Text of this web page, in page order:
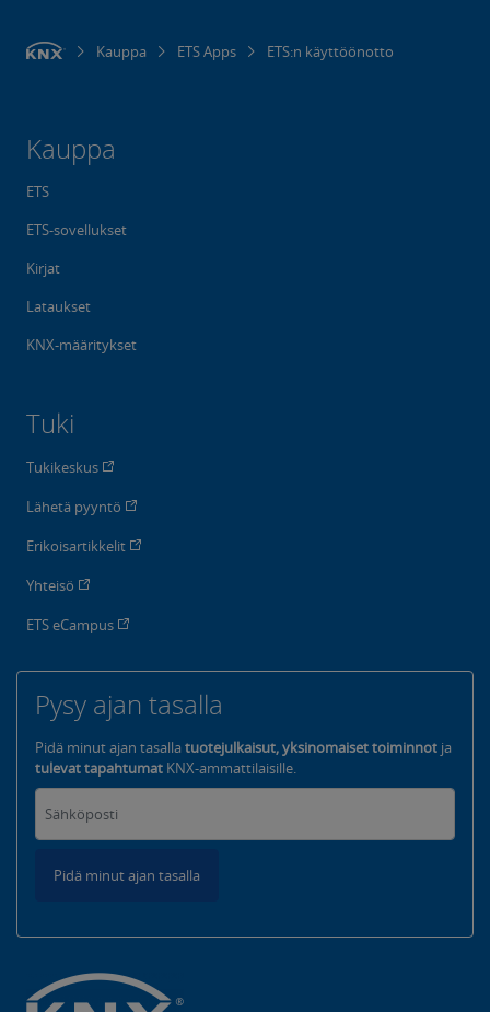
Kauppa ETS Apps ETS:n käyttöönotto
Kauppa
ETS
ETS-sovellukset
Kirjat
Lataukset
KNX-määritykset
Tuki
Tukikeskus
Lähetä pyyntö
Erikoisartikkelit
Yhteisö
ETS eCampus
Pysy ajan tasalla
Pidä minut ajan tasalla tuotejulkaisut, yksinomaiset toiminnot ja
tulevat tapahtumat KNX-ammattilaisille.
Pidä minut ajan tasalla